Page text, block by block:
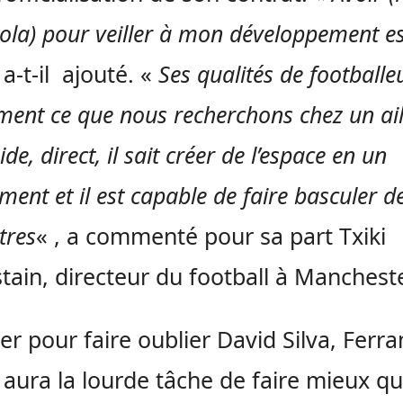
pour veiller à mon développement
a-t-il ajouté. « Ses qualités de
ce que nous recherchons chez un
direct, il sait créer de l’espace en un
et il est capable de faire basculer
« , a commenté pour sa part Txiki
directeur du football à
pour faire oublier David Silva,
la lourde tâche de faire mieux